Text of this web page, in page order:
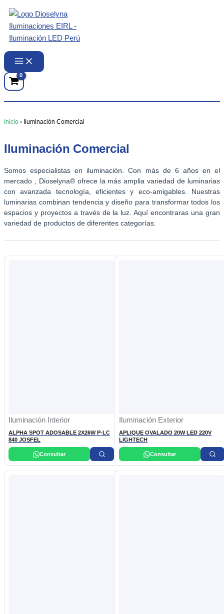
contenido
Inicio › Iluminación Comercial
Iluminación Comercial
Somos especialistas en iluminación. Con más de 6 años en el
mercado , Dioselyna® ofrece la más amplia variedad de luminarias
con avanzada tecnología, eficientes y eco-amigables. Nuestras
luminarias combinan tendencia y diseño para transformar todos los
espacios y proyectos a través de la luz. Aquí encontraras una gran
variedad de productos de diferentes categorías.
Iluminación Interior
ALPHA SPOT ADOSABLE 2X26W P-LC
840 JOSFEL
Consultar
Iluminación Exterior
APLIQUE OVALADO 20W LED 220V
LIGHTECH
Consultar